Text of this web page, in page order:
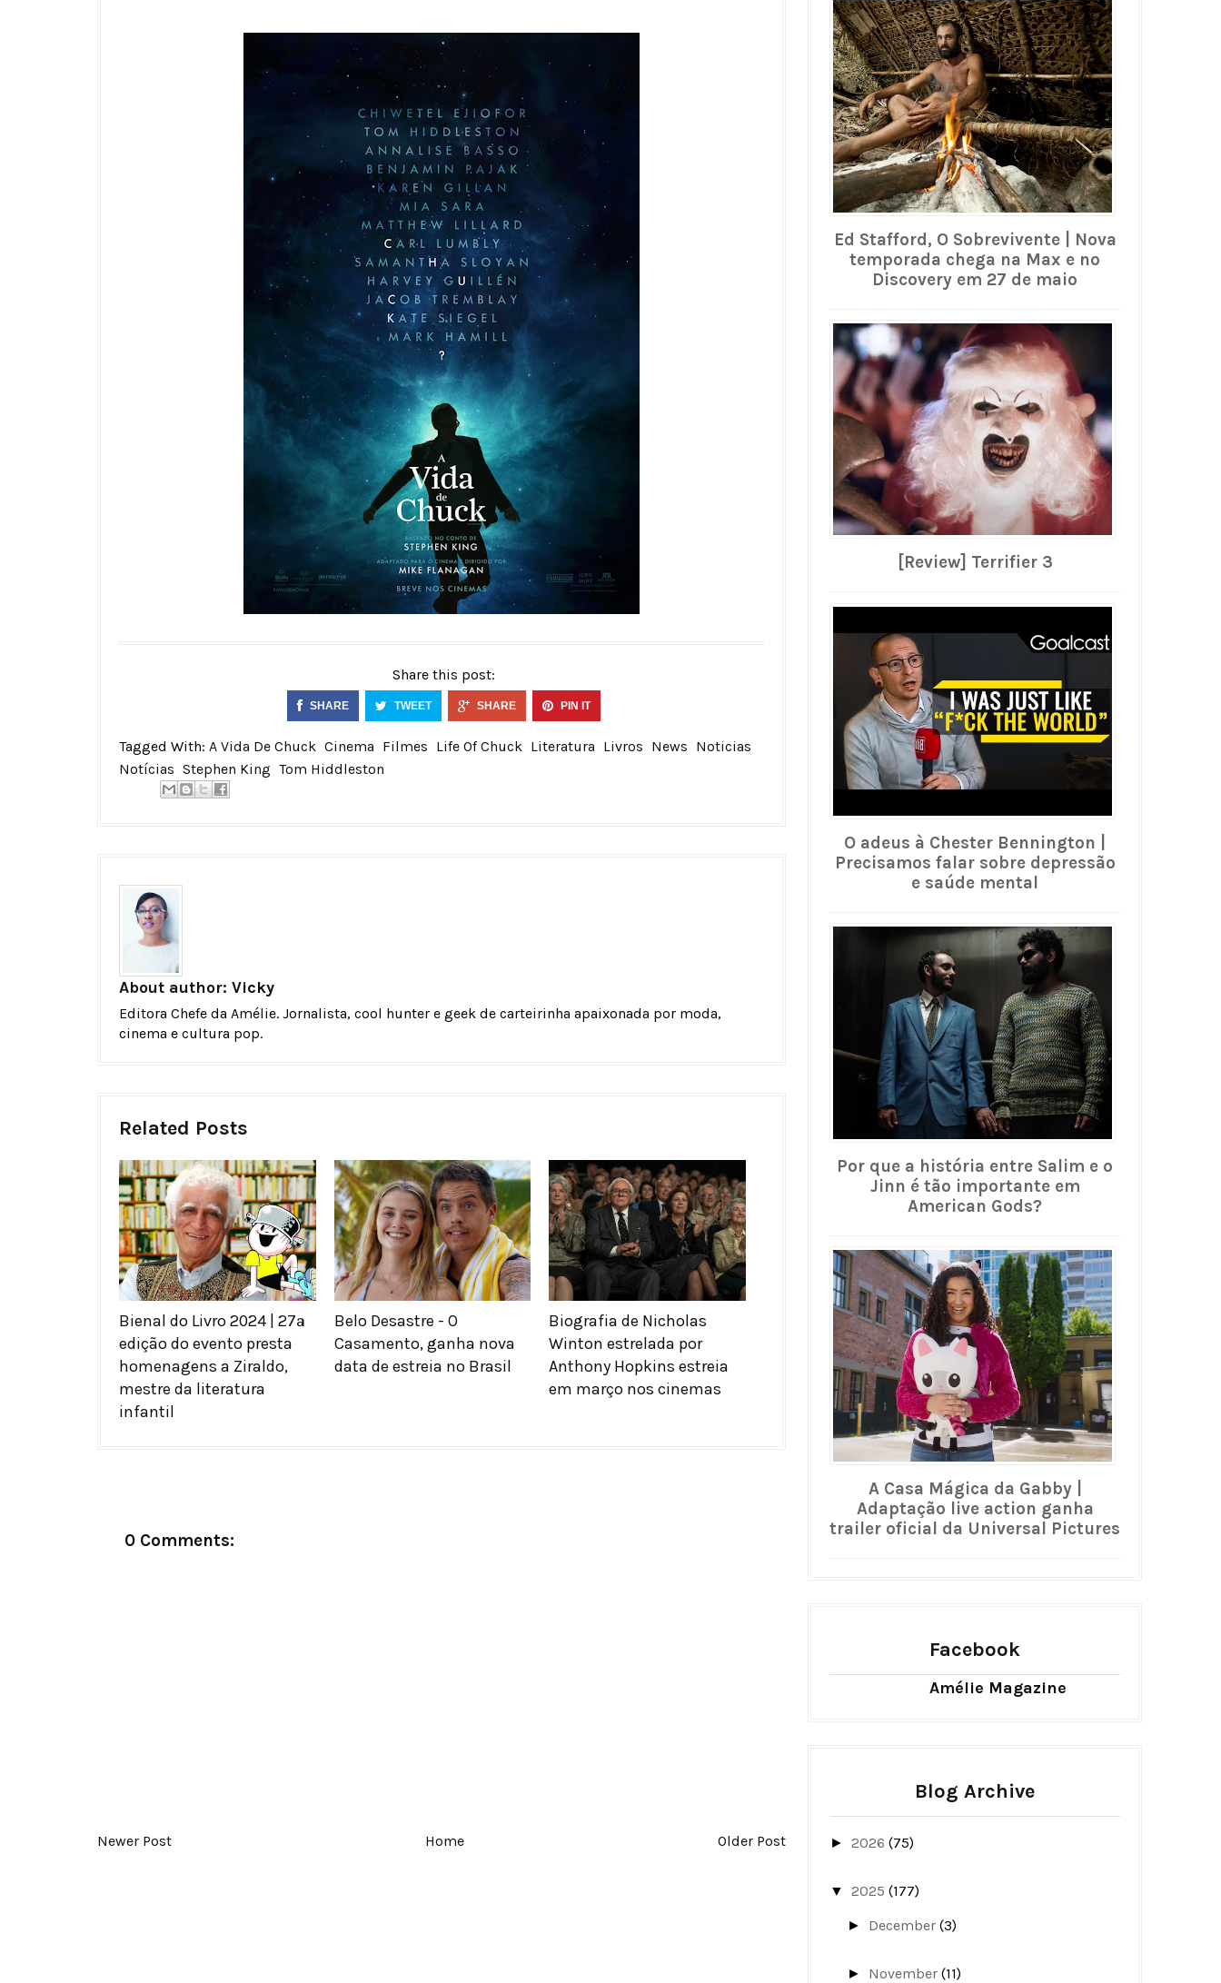
Share this post:
SHARE TWEET SHARE PIN IT
Tagged With: A Vida De Chuck Cinema Filmes Life Of Chuck Literatura Livros News Noticias
Notícias Stephen King Tom Hiddleston
About author: Vicky
Editora Chefe da Amélie. Jornalista, cool hunter e geek de carteirinha apaixonada por moda,
cinema e cultura pop.
Related Posts
Bienal do Livro 2024 | 27ª
edição do evento presta
homenagens a Ziraldo,
mestre da literatura
infantil
Belo Desastre - O
Casamento, ganha nova
data de estreia no Brasil
Biografia de Nicholas
Winton estrelada por
Anthony Hopkins estreia
em março nos cinemas
0 Comments:
Newer Post Home Older Post
Ed Stafford, O Sobrevivente | Nova
temporada chega na Max e no
Discovery em 27 de maio
[Review] Terrifier 3
O adeus à Chester Bennington |
Precisamos falar sobre depressão
e saúde mental
Por que a história entre Salim e o
Jinn é tão importante em
American Gods?
A Casa Mágica da Gabby |
Adaptação live action ganha
trailer oficial da Universal Pictures
Facebook
Amélie Magazine
Blog Archive
► 2026 (75)
▼ 2025 (177)
► December(3)
► November(11)